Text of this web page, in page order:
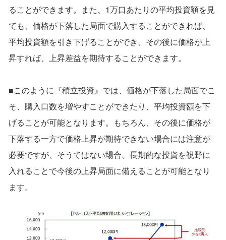
ることができます。また、1万口あたりの平均投資額を見
ても、価格が下落した局面で購入することができれば、
平均投資額を引き下げることができ、その後に価格が上
昇すれば、上昇差益を期待することができます。
■このように『積立投資』では、価格が下落した局面でこ
そ、購入口数を増やすことができたり、平均投資額を下
げることが可能となります。もちろん、その後に価格が
下落する一方で価格上昇が期待できない場合には注意が
必要ですが、そうではない場合、長期的な投資を視野に
入れることで今後の上昇局面に備えることが可能となり
ます。